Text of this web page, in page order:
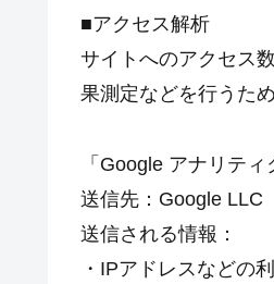
■アクセス解析
サイトへのアクセス
果測定などを行うた
「Google アナリティ
送信先：Google LLC
送信される情報：
・IPアドレスなどの